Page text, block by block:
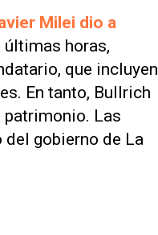
Milei dio a
últimas horas,
que incluyen
En tanto, Bullrich
patrimonio. Las
gobierno de La